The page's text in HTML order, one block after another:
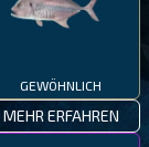
GEWÖHNLICH
MEHR ERFAHREN